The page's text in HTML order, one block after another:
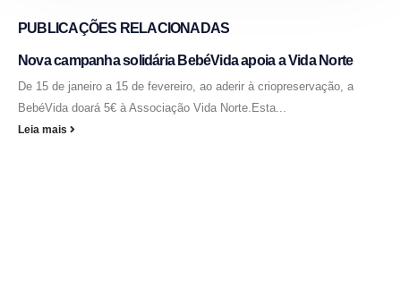
PUBLICAÇÕES RELACIONADAS
Nova campanha solidária BebéVida apoia a Vida Norte
De 15 de janeiro a 15 de fevereiro, ao aderir à criopreservação, a
BebéVida doará 5€ à Associação Vida Norte.Esta...
Leia mais